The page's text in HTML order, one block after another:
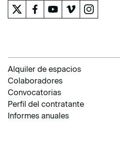
Alquiler de espacios
Colaboradores
Convocatorias
Perfil del contratante
Informes anuales